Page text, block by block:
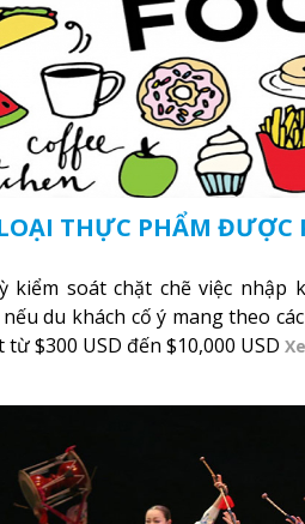
THỰC PHẨM ĐƯỢC
kiểm soát chặt chẽ việc
du khách cố ý mang theo
từ $300 USD đến $10,000 USD